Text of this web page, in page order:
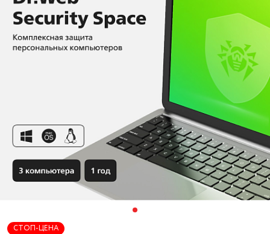
СТОП-ЦЕНА